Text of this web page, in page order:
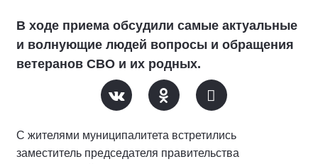
В ходе приема обсудили самые актуальные
и волнующие людей вопросы и обращения
ветеранов СВО и их родных.
С жителями муниципалитета встретились
заместитель председателя правительства